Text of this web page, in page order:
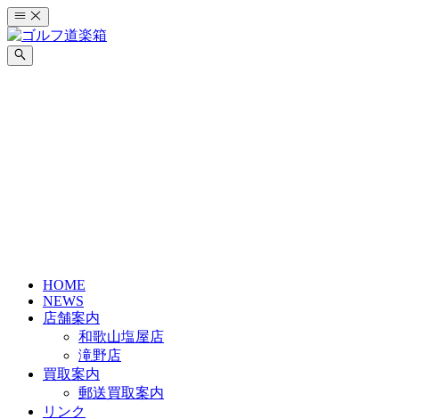
コ
ン
テ
ン
HOME
NEWS
店舗案内
和歌山塩屋店
滝野店
買取案内
郵送買取案内
リンク